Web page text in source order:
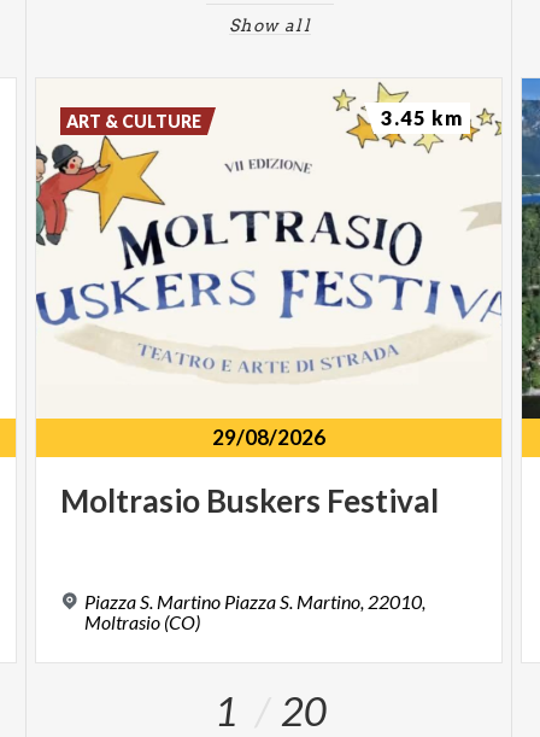
Show all
29/08/2026
Moltrasio Buskers Festival
Piazza S. Martino Piazza S. Martino, 22010,
Moltrasio (CO)
ART & CULTURE 3.45 km
1 20